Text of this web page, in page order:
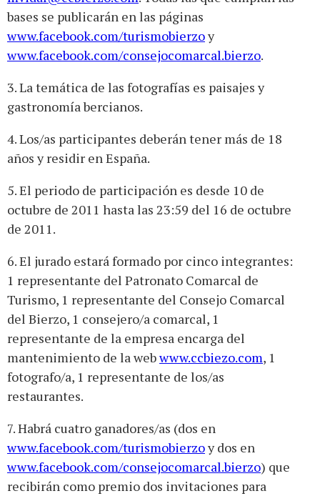
bases se publicarán en las páginas
www.facebook.com/turismobierzoy
www.facebook.com/consejocomarcal.bierzo.
3. La temática de las fotografías es paisajes y
gastronomía bercianos.
4. Los/as participantes deberán tener más de 18
años y residir en España.
5. El periodo de participación es desde 10 de
octubre de 2011 hasta las 23:59 del 16 de octubre
de 2011.
6. El jurado estará formado por cinco integrantes:
1 representante del Patronato Comarcal de
Turismo, 1 representante del Consejo Comarcal
del Bierzo, 1 consejero/a comarcal, 1
representante de la empresa encarga del
mantenimiento de la webwww.ccbiezo.com, 1
fotografo/a, 1 representante de los/as
restaurantes.
7. Habrá cuatro ganadores/as (dos en
www.facebook.com/turismobierzoy dos en
www.facebook.com/consejocomarcal.bierzo) que
recibirán como premio dos invitaciones para